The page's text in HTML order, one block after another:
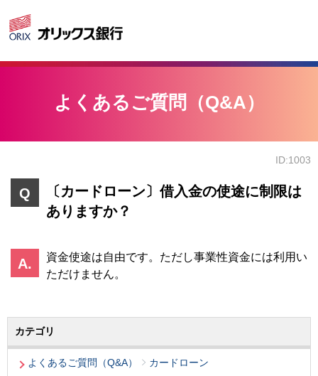
よくあるご質問（Q&A）
ID:1003
〔カードローン〕借入金の使途に制限は
ありますか？
資金使途は自由です。ただし事業性資金には利用い
ただけません。
カテゴリ
よくあるご質問（Q&A）
カードローン